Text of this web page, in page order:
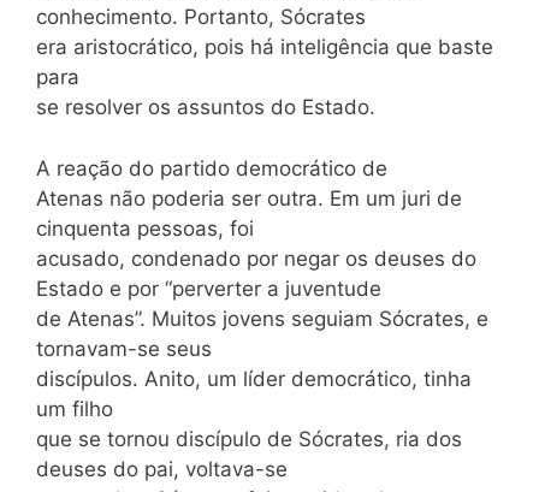
conhecimento. Portanto, Sócrates
era aristocrático, pois há inteligência que baste
para
se resolver os assuntos do Estado.
A reação do partido democrático de
Atenas não poderia ser outra. Em um juri de
cinquenta pessoas, foi
acusado, condenado por negar os deuses do
Estado e por “perverter a juventude
de Atenas”. Muitos jovens seguiam Sócrates, e
tornavam-se seus
discípulos. Anito, um líder democrático, tinha
um filho
que se tornou discípulo de Sócrates, ria dos
deuses do pai, voltava-se